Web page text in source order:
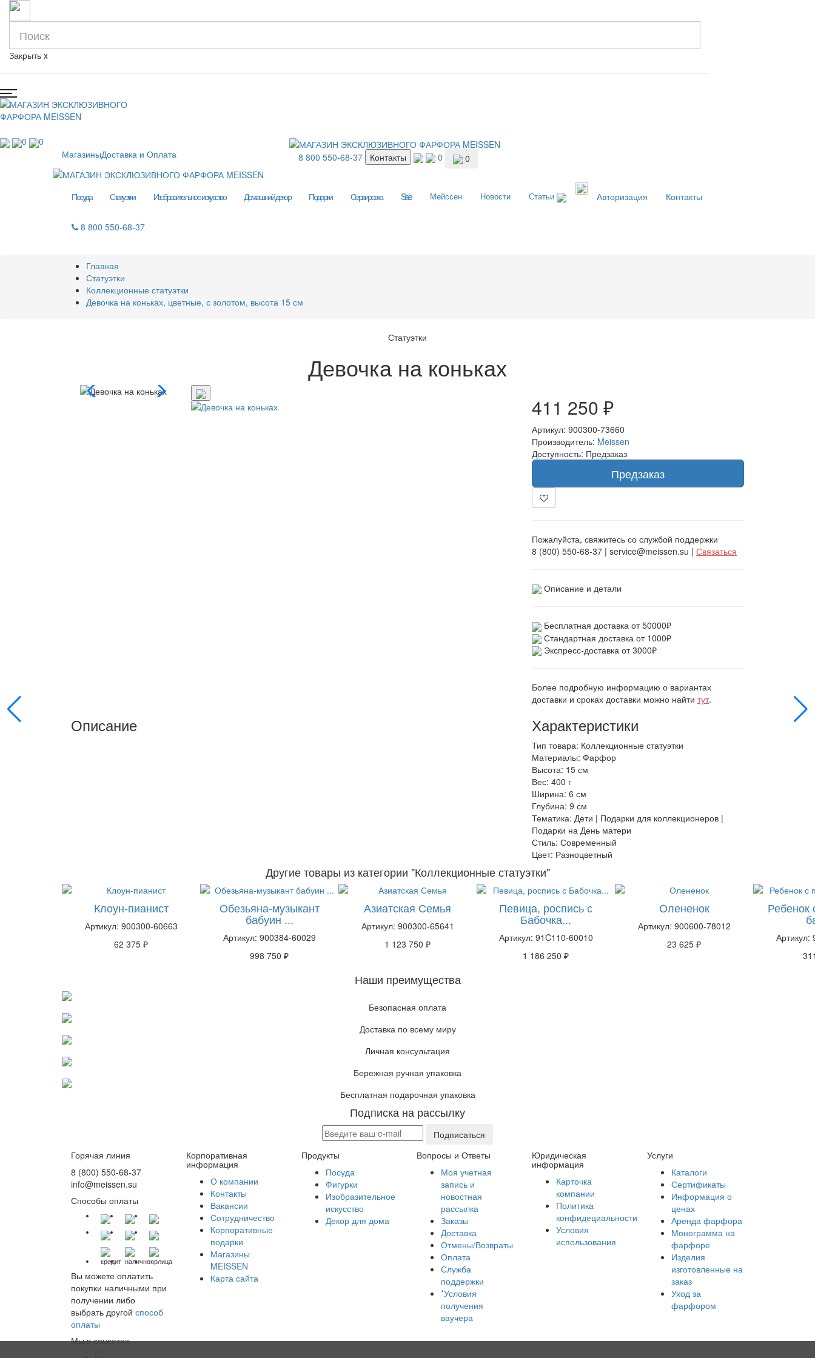
Закрыть x
0
0
МагазиныДоставка и Оплата 8 800 550-68-37 Контакты 0 0
Посуда Статуэтки Изобразительное искусство Домашний декор Подарки Сервировка Sale Мейссен Новости Статьи Авторизация Контакты
8 800 550-68-37
Главная
Статуэтки
Коллекционные статуэтки
Девочка на коньках, цветные, с золотом, высота 15 см
Статуэтки
Девочка на коньках
411 250 ₽
Артикул: 900300-73660
Производитель: Meissen
Доступность: Предзаказ
Предзаказ
Пожалуйста, свяжитесь со службой поддержки
8 (800) 550-68-37 | service@meissen.su | Связаться
Описание и детали
Бесплатная доставка от 50000₽
Стандартная доставка от 1000₽
Экспресс-доставка от 3000₽
Более подробную информацию о вариантах
доставки и сроках доставки можно найти тут.
Описание Характеристики
Тип товара: Коллекционные статуэтки
Материалы: Фарфор
Высота: 15 см
Вес: 400 г
Ширина: 6 см
Глубина: 9 см
Тематика: Дети | Подарки для коллекционеров |
Подарки на День матери
Стиль: Современный
Цвет: Разноцветный
Другие товары из категории "Коллекционные статуэтки"
Клоун-пианист
Артикул: 900300-60663
62 375 ₽
Обезьяна-музыкант
бабуин ...
Артикул: 900384-60029
998 750 ₽
Азиатская Семья
Артикул: 900300-65641
1 123 750 ₽
Певица, роспись с
Бабочка...
Артикул: 91C110-60010
1 186 250 ₽
Олененок
Артикул: 900600-78012
23 625 ₽
Ребенок
Артикул:
Наши преимущества
Безопасная оплата
Доставка по всему миру
Личная консультация
Бережная ручная упаковка
Бесплатная подарочная упаковка
Подписка на рассылку
Подписаться
Горячая линия
8 (800) 550-68-37
info@meissen.su
Способы оплаты
кредит наличноюрлица
Вы можете оплатить
покупки наличными при
получении либо
выбрать другой способ
оплаты
Мы в соцсетях
Корпоративная
информация
О компании
Контакты
Вакансии
Сотрудничество
Корпоративные
подарки
Магазины
MEISSEN
Карта сайта
Продукты
Посуда
Фигурки
Изобразительное
искусство
Декор для дома
Вопросы и Ответы
Моя учетная
запись и
новостная
рассылка
Заказы
Доставка
Отмены/Возвраты
Оплата
Служба
поддержки
*Условия
получения
ваучера
Юридическая
информация
Карточка
компании
Политика
конфидециальности
Условия
использования
Услуги
Каталоги
Сертификаты
Информация о
ценах
Аренда фарфора
Монограмма на
фарфоре
Изделия
изготовленные на
заказ
Уход за
фарфором